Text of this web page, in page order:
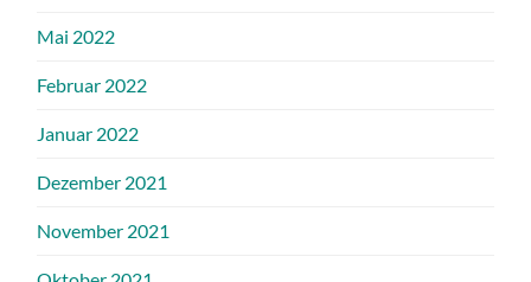
Mai 2022
Februar 2022
Januar 2022
Dezember 2021
November 2021